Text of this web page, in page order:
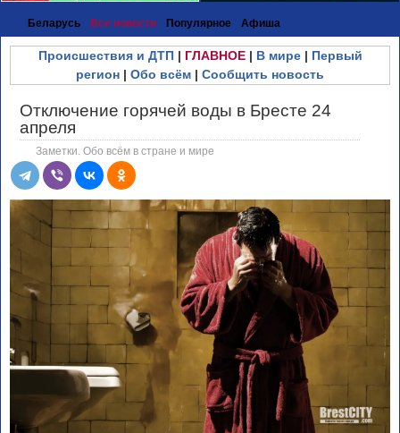
Беларусь Все новости Популярное Афиша
Происшествия и ДТП| ГЛАВНОЕ| В мире| Первый
регион | Обо всём | Сообщить новость
Отключение горячей воды в Бресте 24
апреля
Заметки. Обо всём в стране и мире